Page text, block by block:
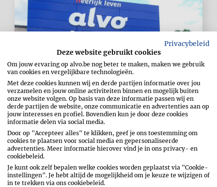
Nu: Opentot20:00u
ALVO SUPERMARKT ZONHOVEN
Achter de Hoven 17
3520 Zonhoven
België
Open op zondag!
Privacybeleid
Deze website gebruikt cookies
Om jouw ervaring op alvo.be nog beter te maken, maken we gebruik
van cookies en vergelijkbare technologieën.
Met deze cookies kunnen wij en derde partijen informatie over jou
verzamelen en jouw online activiteiten binnen en mogelijk buiten
onze website volgen. Op basis van deze informatie passen wij en
derde partijen de website, onze communicatie en advertenties aan op
jouw interesses en profiel. Bovendien kun je door deze cookies
informatie delen via social media.
Door op "Accepteer alles" te klikken, geef je ons toestemming om
cookies te plaatsen voor social media en gepersonaliseerde
advertenties. Meer informatie hierover vind je in ons privacy- en
cookiebeleid.
Je kunt ook zelf bepalen welke cookies worden geplaatst via "Cookie-
instellingen". Je hebt altijd de mogelijkheid om je keuze te wijzigen of
in te trekken via ons cookiebeleid.